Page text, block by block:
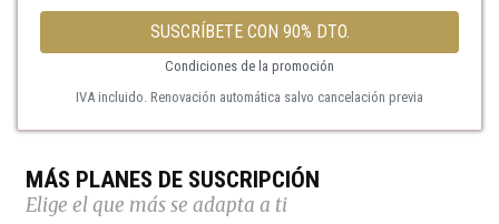
SUSCRÍBETE CON 90% DTO.
Condiciones de la promoción
IVA incluido. Renovación automática salvo cancelación previa
MÁS PLANES DE SUSCRIPCIÓN
Elige el que más se adapta a ti